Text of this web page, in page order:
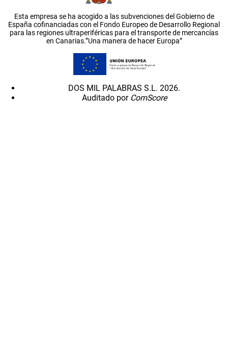
Esta empresa se ha acogido a las subvenciones del Gobierno de
España cofinanciadas con el Fondo Europeo de Desarrollo Regional
para las regiones ultraperiféricas para el transporte de mercancías
en Canarias.”Una manera de hacer Europa”
DOS MIL PALABRAS S.L. 2026.
Auditado por ComScore